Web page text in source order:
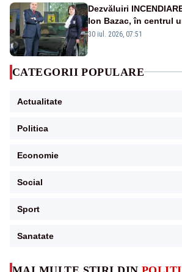
Dezvăluiri
Ion Bazac, în centrul
publice
30 iul. 2026, 07:51
CATEGORII POPULARE
Actualitate
Politica
Economie
Social
Sport
Sanatate